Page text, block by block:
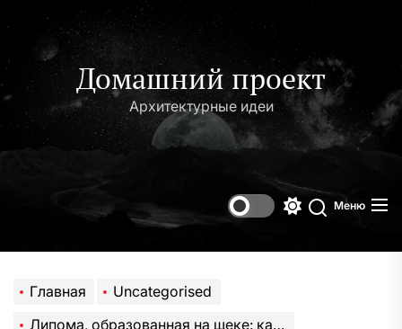
содержимому
Домашний проект
Архитектурные идеи
Поиск
Меню
Главная
Uncategorised
Липома, образованная на щеке: как избавиться без негативных последствий